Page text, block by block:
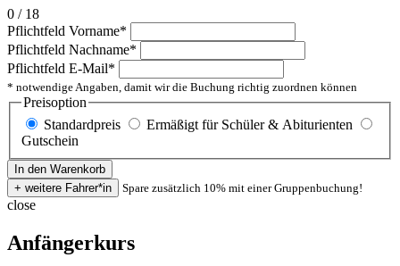
0 / 18
Pflichtfeld Vorname*
Pflichtfeld Nachname*
Pflichtfeld E-Mail*
* notwendige Angaben, damit wir die Buchung richtig zuordnen können
Preisoption
Standardpreis
Ermäßigt für Schüler & Abiturienten
Gutschein
Spare zusätzlich 10% mit einer Gruppenbuchung!
close
Anfängerkurs